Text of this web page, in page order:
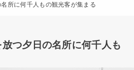
所に何千人もの観光客が集まる
つ夕日の名所に何千人も